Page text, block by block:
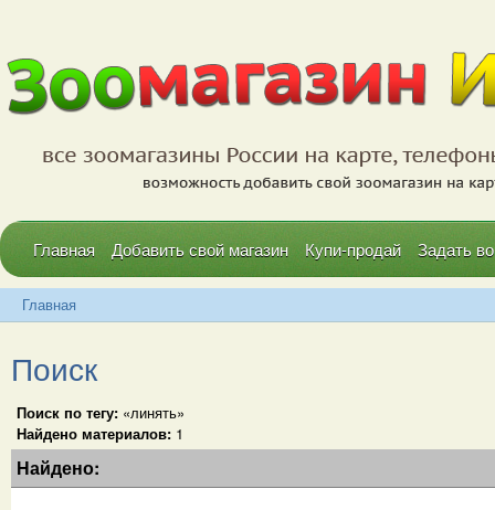
Главная Добавить свой магазин Купи-продай Задать
Главная
Поиск
Поиск по тегу: «линять»
Найдено материалов: 1
Найдено: